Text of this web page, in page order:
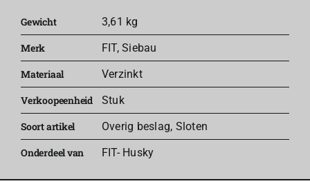
Gewicht
3,61 kg
Merk
FIT,Siebau
Materiaal
Verzinkt
Verkoopeenheid
Stuk
Soort artikel
Overig beslag, Sloten
Onderdeel van
FIT- Husky